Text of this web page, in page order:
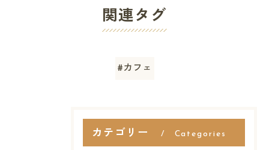
関連タグ
#カフェ
カテゴリー Categories